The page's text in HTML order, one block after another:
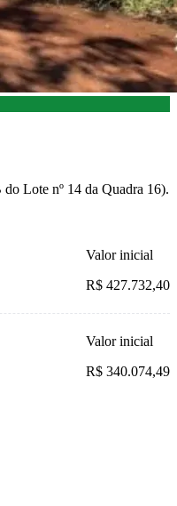
Lote nº 14 da Quadra 16).
Valor inicial
R$ 427.732,40
Valor inicial
R$ 340.074,49